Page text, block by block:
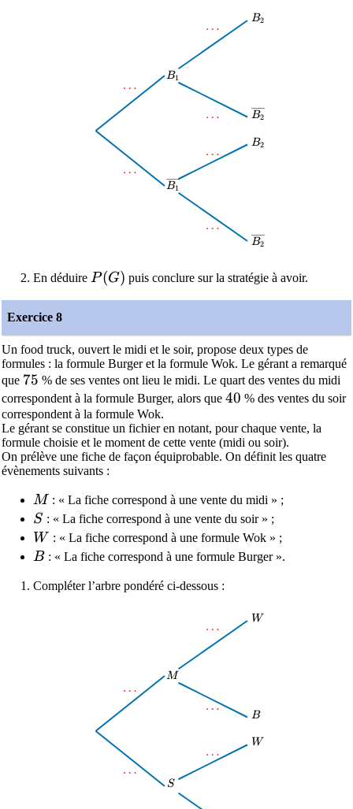
B_1
B1
\overline{B_1}
B1
B_2
B2
\overline{B_2}
B2
\overline{B_2}
B2
B_2
B2
\dots
…
\dots
…
\dots
…
\dots
…
\dots
…
\dots
…
En déduire P(G)
P(G) puis conclure sur la stratégie à avoir.
Exercice 8
Un food truck, ouvert le midi et le soir, propose deux types de
formules : la formule Burger et la formule Wok. Le gérant a remarqué
que 75
75 % de ses ventes ont lieu le midi. Le quart des ventes du midi
correspondent à la formule Burger, alors que 40
40 % des ventes du soir
correspondent à la formule Wok.
Le gérant se constitue un fichier en notant, pour chaque vente, la
formule choisie et le moment de cette vente (midi ou soir).
On prélève une fiche de façon équiprobable. On définit les quatre
évènements suivants :
M
M : « La fiche correspond à une vente du midi » ;
S
S : « La fiche correspond à une vente du soir » ;
W
W : « La fiche correspond à une formule Wok » ;
B
B: « La fiche correspond à une formule Burger ».
Compléter l’arbre pondéré ci-dessous :
M
M
S
S
W
W
B
B
W
W
\dots
…
\dots
…
\dots
…
\dots
…
\dots
…